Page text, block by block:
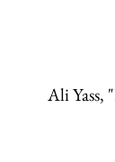
Ali Yass,